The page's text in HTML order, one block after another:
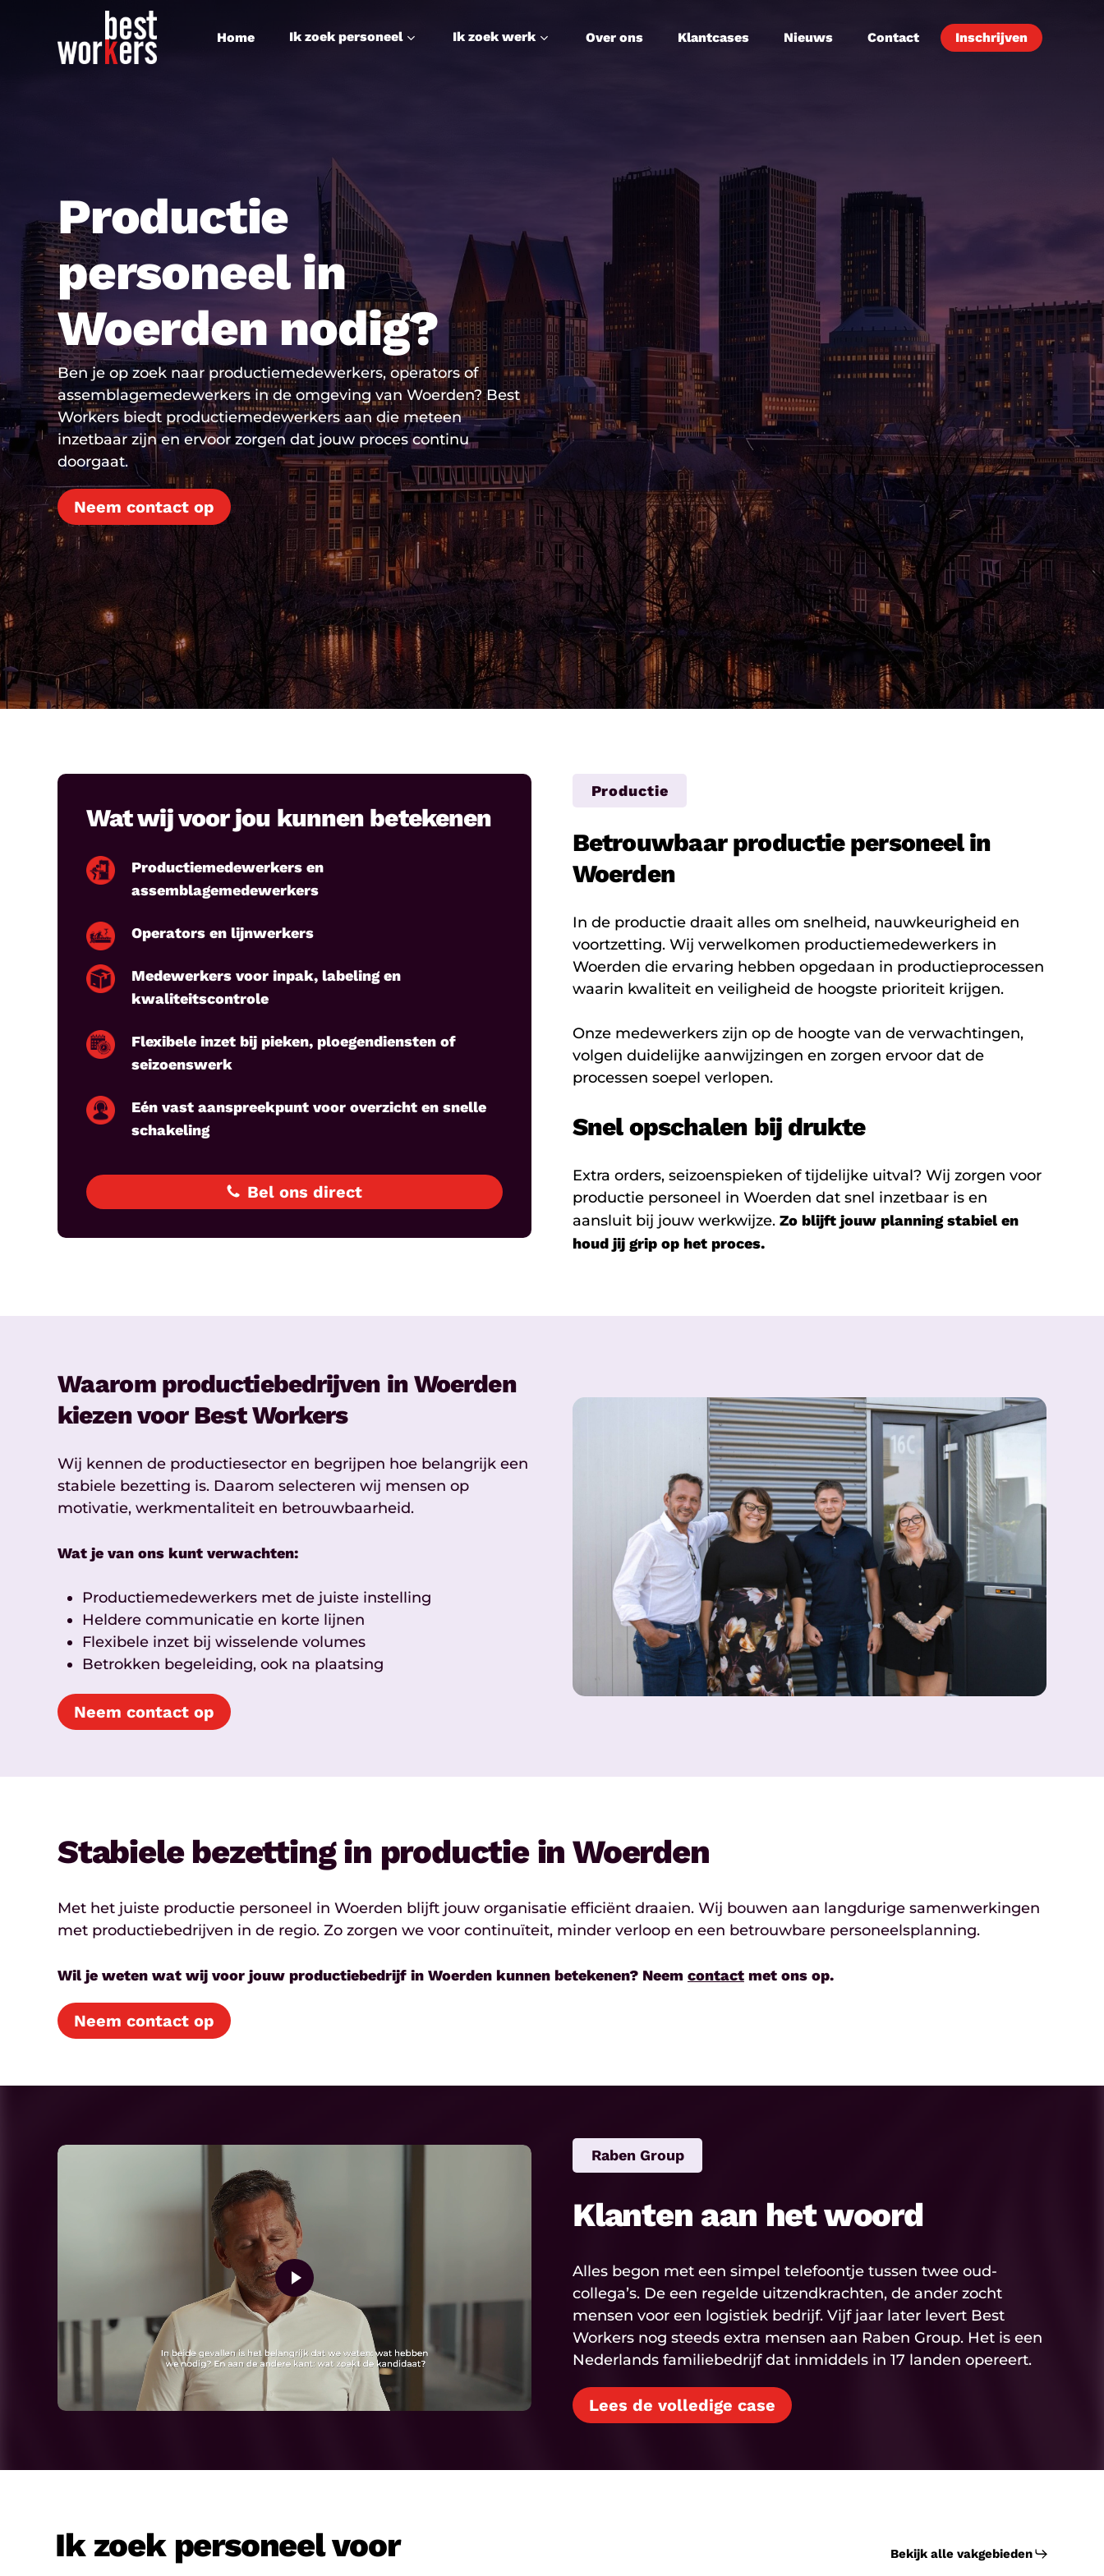
Home Ik zoek personeel Ik zoek werk Over ons Klantcases Nieuws Contact Inschrijven
Productie
personeel in
Woerden nodig?
Ben je op zoek naar productiemedewerkers, operators of
assemblagemedewerkers in de omgeving van Woerden? Best
Workers biedt productiemedewerkers aan die meteen
inzetbaar zijn en ervoor zorgen dat jouw proces continu
doorgaat.
Neem contact op
Wat wij voor jou kunnen betekenen
Productiemedewerkers en
assemblagemedewerkers
Operators en lijnwerkers
Medewerkers voor inpak, labeling en
kwaliteitscontrole
Flexibele inzet bij pieken, ploegendiensten of
seizoenswerk
Eén vast aanspreekpunt voor overzicht en snelle
schakeling
Bel ons direct
Productie
Betrouwbaar productie personeel in
Woerden
In de productie draait alles om snelheid, nauwkeurigheid en
voortzetting. Wij verwelkomen productiemedewerkers in
Woerden die ervaring hebben opgedaan in productieprocessen
waarin kwaliteit en veiligheid de hoogste prioriteit krijgen.
Onze medewerkers zijn op de hoogte van de verwachtingen,
volgen duidelijke aanwijzingen en zorgen ervoor dat de
processen soepel verlopen.
Snel opschalen bij drukte
Extra orders, seizoenspieken of tijdelijke uitval? Wij zorgen voor
productie personeel in Woerden dat snel inzetbaar is en
aansluit bij jouw werkwijze. Zo blijft jouw planning stabiel en
houd jij grip op het proces.
Waarom productiebedrijven in Woerden
kiezen voor Best Workers
Wij kennen de productiesector en begrijpen hoe belangrijk een
stabiele bezetting is. Daarom selecteren wij mensen op
motivatie, werkmentaliteit en betrouwbaarheid.
Wat je van ons kunt verwachten:
Productiemedewerkers met de juiste instelling
Heldere communicatie en korte lijnen
Flexibele inzet bij wisselende volumes
Betrokken begeleiding, ook na plaatsing
Neem contact op
Stabiele bezetting in productie in Woerden
Met het juiste productie personeel in Woerden blijft jouw organisatie efficiënt draaien. Wij bouwen aan langdurige samenwerkingen
met productiebedrijven in de regio. Zo zorgen we voor continuïteit, minder verloop en een betrouwbare personeelsplanning.
Wil je weten wat wij voor jouw productiebedrijf in Woerden kunnen betekenen? Neem contact met ons op.
Neem contact op
Play
Raben Group
Klanten aan het woord
Alles begon met een simpel telefoontje tussen twee oud-
collega’s. De een regelde uitzendkrachten, de ander zocht
mensen voor een logistiek bedrijf. Vijf jaar later levert Best
Workers nog steeds extra mensen aan Raben Group. Het is een
Nederlands familiebedrijf dat inmiddels in 17 landen opereert.
Lees de volledige case
Ik zoek personeel voor Bekijk alle vakgebieden